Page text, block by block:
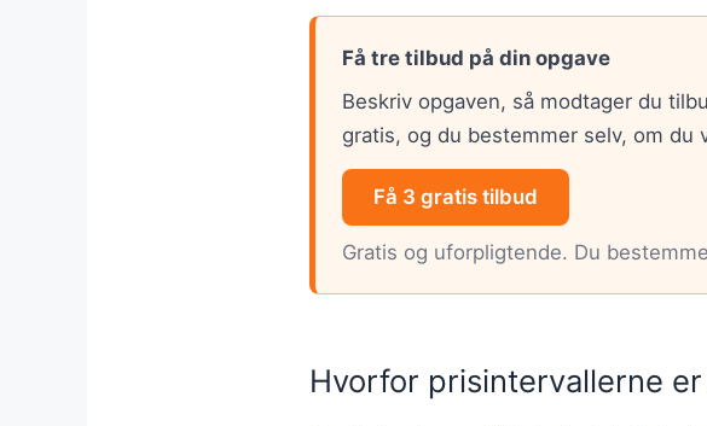
Få tre tilbud på din opgave
Beskriv opgaven, så modtager du
gratis, og du bestemmer selv, om du
Få 3 gratis tilbud
Gratis og uforpligtende. Du
Hvorfor prisintervallerne